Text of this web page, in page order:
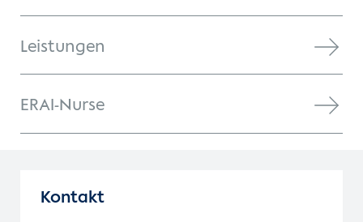
Leistungen
ERAI-Nurse
Kontakt